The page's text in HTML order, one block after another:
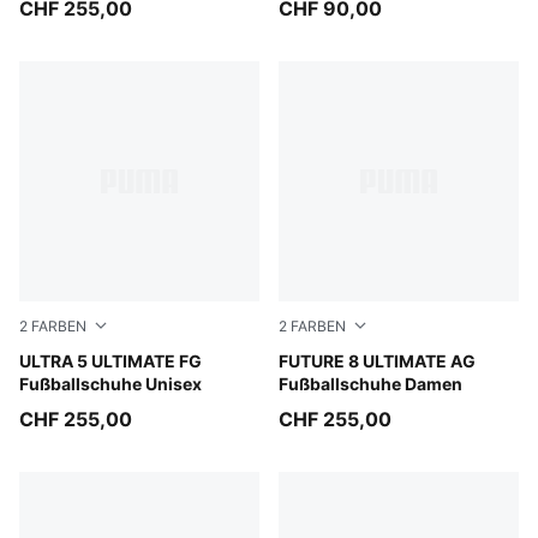
CHF 255,00 CHF 90,00
2 FARBEN
ULTRA 5 ULTIMATE FG
Fußballschuhe Unisex
Matte Aged Silver-Yellow Alert-Sun Struck
CHF 255,00
2 FARBEN
FUTURE 8 ULTIMATE AG
Fußballschuhe Damen
Yellow Alert-PUMA Black-
CHF 255,00